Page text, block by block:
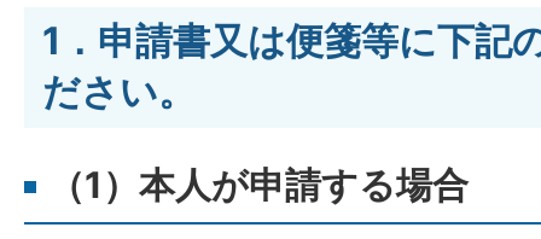
1．申請書又は便箋等に下記
ださい。
（1）本人が申請する場合